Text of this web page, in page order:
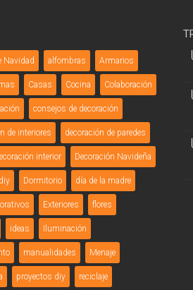
Navidad alfombras Armarios
Casas Cocina Colaboración
consejos de decoración
de interiores decoración de paredes
interior Decoración Navideña
diy Dormitorio día de la madre
Exteriores flores
ideas Iluminación
manualidades Menaje
proyectos diy reciclaje